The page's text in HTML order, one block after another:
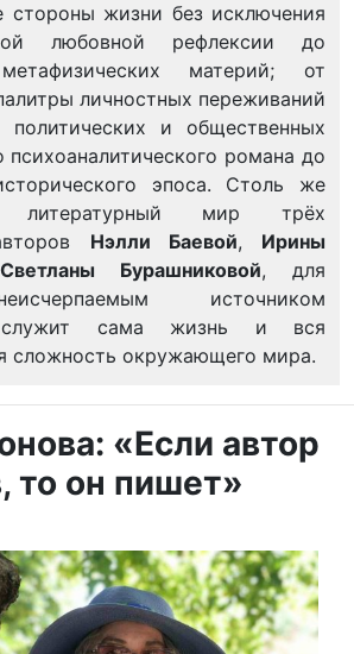
стороны жизни без исключения
любовной рефлексии до
материй; от
личностных переживаний
политических и общественных
психоаналитического романа до
эпоса. Столь же
литературный мир трёх
Нэлли Баевой, Ирины
Светланы Бурашниковой, для
источником
служит сама жизнь и вся
сложность окружающего мира.
«Если автор
то он пишет»